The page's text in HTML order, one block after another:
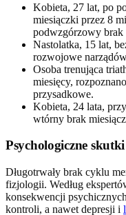
Kobieta, 27 lat, po
miesiączki przez 8
podwzgórzowy brak
Nastolatka, 15 lat,
rozwojowe
Osoba trenująca
miesięcy,
przysadkowe.
Kobieta, 24 lata,
wtórny brak
Psychologiczne
Długotrwały brak cyklu
fizjologii. Według
konsekwencji
kontroli, a nawet depresji i